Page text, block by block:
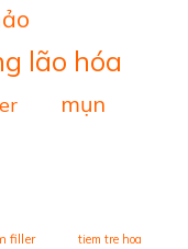
lão hóa
mụn
filler tiem tre hoa